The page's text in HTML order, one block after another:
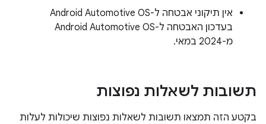
אין תיקוני אבטחה ל-Android Automotive OS
בעדכון האבטחה ל-Android Automotive OS
מ-2024 במאי.
תשובות לשאלות נפוצות
בקטע הזה תמצאו תשובות לשאלות נפוצות שיכולות לעלות